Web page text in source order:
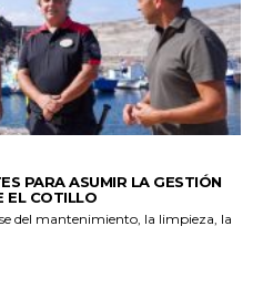
PARA ASUMIR LA GESTIÓN
EL COTILLO
del mantenimiento, la limpieza, la